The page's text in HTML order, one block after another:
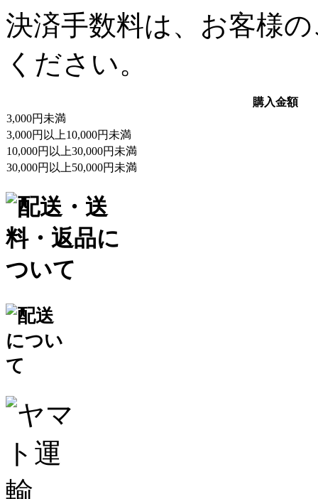
決済手数料は、お客様
ください。
購入金額
3,000円未満
3,000円以上10,000円未満
10,000円以上30,000円未満
30,000円以上50,000円未満